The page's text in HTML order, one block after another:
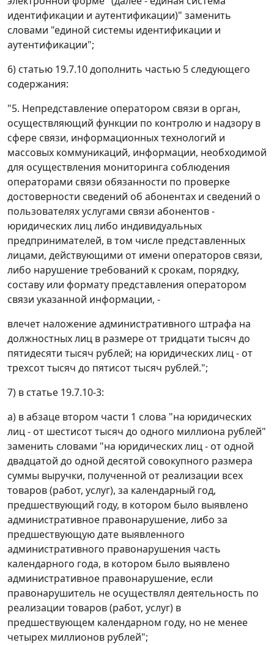
идентификации и аутентификации)" заменить
словами "единой системы идентификации и
аутентификации";
6) статью 19.7.10 дополнить частью 5 следующего
содержания:
"5. Непредставление оператором связи в орган,
осуществляющий функции по контролю и надзору в
сфере связи, информационных технологий и
массовых коммуникаций, информации, необходимой
для осуществления мониторинга соблюдения
операторами связи обязанности по проверке
достоверности сведений об абонентах и сведений о
пользователях услугами связи абонентов -
юридических лиц либо индивидуальных
предпринимателей, в том числе представленных
лицами, действующими от имени операторов связи,
либо нарушение требований к срокам, порядку,
составу или формату представления оператором
связи указанной информации, -
влечет наложение административного штрафа на
должностных лиц в размере от тридцати тысяч до
пятидесяти тысяч рублей; на юридических лиц - от
трехсот тысяч до пятисот тысяч рублей.";
7) в статье 19.7.10-3:
а) в абзаце втором части 1 слова "на юридических
лиц - от шестисот тысяч до одного миллиона рублей"
заменить словами "на юридических лиц - от одной
двадцатой до одной десятой совокупного размера
суммы выручки, полученной от реализации всех
товаров (работ, услуг), за календарный год,
предшествующий году, в котором было выявлено
административное правонарушение, либо за
предшествующую дате выявленного
административного правонарушения часть
календарного года, в котором было выявлено
административное правонарушение, если
правонарушитель не осуществлял деятельность по
реализации товаров (работ, услуг) в
предшествующем календарном году, но не менее
четырех миллионов рублей";